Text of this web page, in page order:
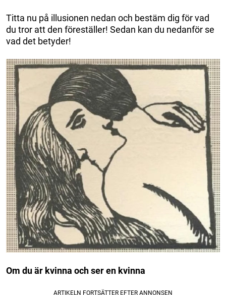
Titta nu på illusionen nedan och bestäm dig för vad
du tror att den föreställer! Sedan kan du nedanför se
vad det betyder!
Om du är kvinna och ser en kvinna